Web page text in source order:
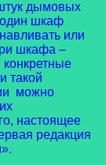
дымовых
один шкаф
или
шкафа –
такой
можно
настоящее
редакция